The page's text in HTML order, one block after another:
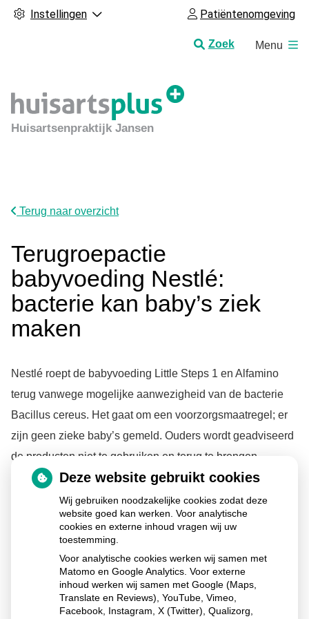
Instellingen Patiëntenomgeving
Zoek
Huisartsenpraktijk Jansen
Menu
Terug naar overzicht
Terugroepactie
babyvoeding Nestlé:
bacterie kan baby’s ziek
maken
Nestlé roept de babyvoeding Little Steps 1 en Alfamino
terug vanwege mogelijke aanwezigheid van de bacterie
Bacillus cereus. Het gaat om een voorzorgsmaatregel; er
zijn geen zieke baby’s gemeld. Ouders wordt geadviseerd
de producten niet te gebruiken en terug te brengen,
waarna zij het aankoopbedrag terugkrijgen.
Lees het hele artikel op:
Publicatiedatum:06-01-2026
Deze website gebruikt cookies
Wij gebruiken noodzakelijke cookies zodat deze
website goed kan werken. Voor analytische
cookies en externe inhoud vragen wij uw
toestemming.
Voor analytische cookies werken wij samen met
Matomo en Google Analytics. Voor externe
inhoud werken wij samen met Google (Maps,
Translate en Reviews), YouTube, Vimeo,
Facebook, Instagram, X (Twitter), Qualizorg,